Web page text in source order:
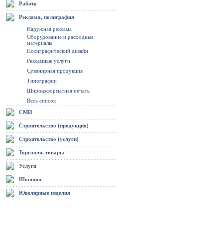
Работа
Реклама, полиграфия
Наружная реклама
Оборудование и расходные
материалы
Полиграфический дизайн
Рекламные услуги
Сувенирная продукция
Типографии
Широкоформатная печать
Весь список
СМИ
Строительство (продукция)
Строительство (услуги)
Торговля, товары
Услуги
Шоппинг
Ювелирные изделия